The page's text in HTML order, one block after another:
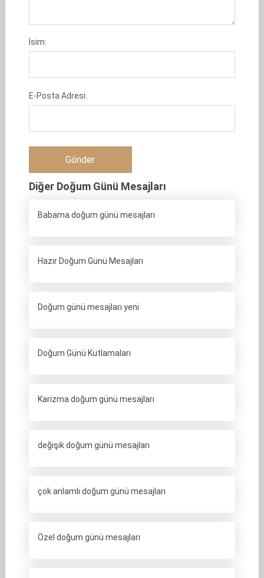
İsim:
E-Posta Adresi:
Diğer Doğum Günü Mesajları
Babama doğum günü mesajları
Hazır Doğum Günü Mesajları
Doğum günü mesajları yeni
Doğum Günü Kutlamaları
Karizma doğum günü mesajları
değişik doğum günü mesajları
çok anlamlı doğum günü mesajları
Özel doğum günü mesajları